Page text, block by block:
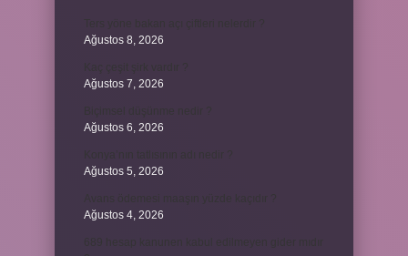
Ağustos 8, 2026
Ağustos 7, 2026
Ağustos 6, 2026
Ağustos 5, 2026
Ağustos 4, 2026